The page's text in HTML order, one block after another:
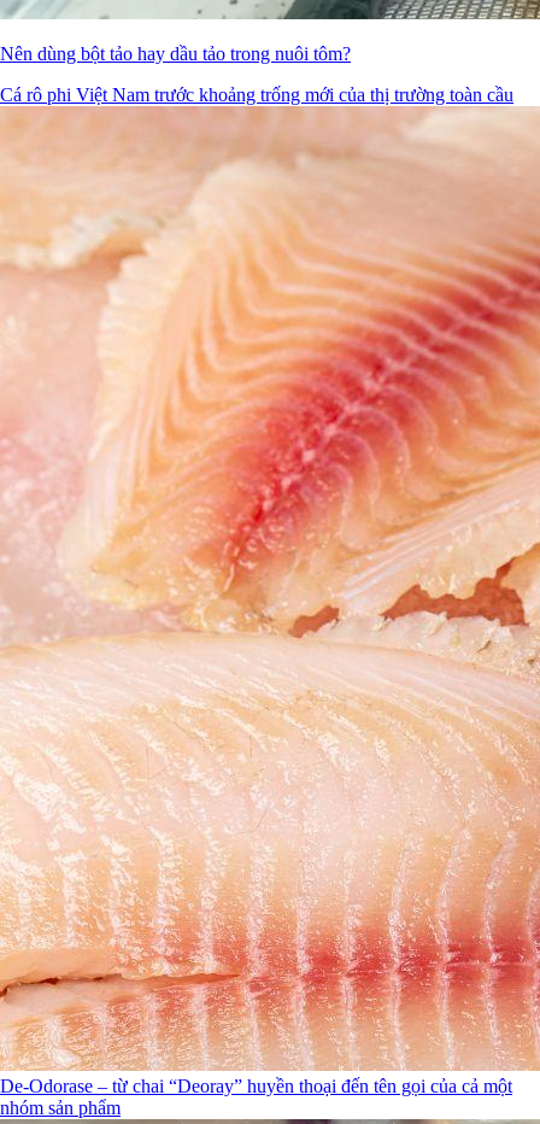
Nên dùng bột tảo hay dầu tảo trong nuôi tôm?
Cá rô phi Việt Nam trước khoảng trống mới của thị trường toàn cầu
De-Odorase – từ chai “Deoray” huyền thoại đến tên gọi của cả một
nhóm sản phẩm